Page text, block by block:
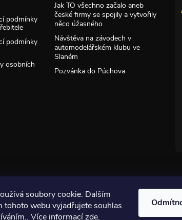
soubory cookie. Dalším
tohoto webu vyjadřujete souhlas
Více informacízde.
podmínky
podmínky
osobních
Jak TO všechno začalo aneb
české firmy se spojily a vytvořily
něco úžasného
Návštěva na závodech v
automodelářském klubu ve
Slaném
Pozvánka do Púchova